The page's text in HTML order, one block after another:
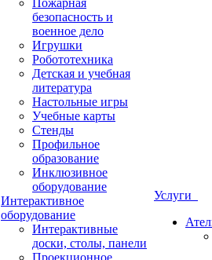
Пожарная
безопасность и
военное дело
Игрушки
Робототехника
Детская и учебная
литература
Настольные игры
Учебные карты
Стенды
Профильное
образование
Инклюзивное
оборудование
Интерактивное
оборудование
Интерактивные
доски, столы, панели
Проекционное
Услуги